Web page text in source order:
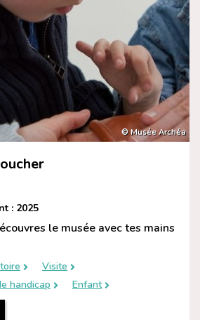
© Musée Archéa
: 2025
le musée avec tes mains
Visite
handicap
Enfant